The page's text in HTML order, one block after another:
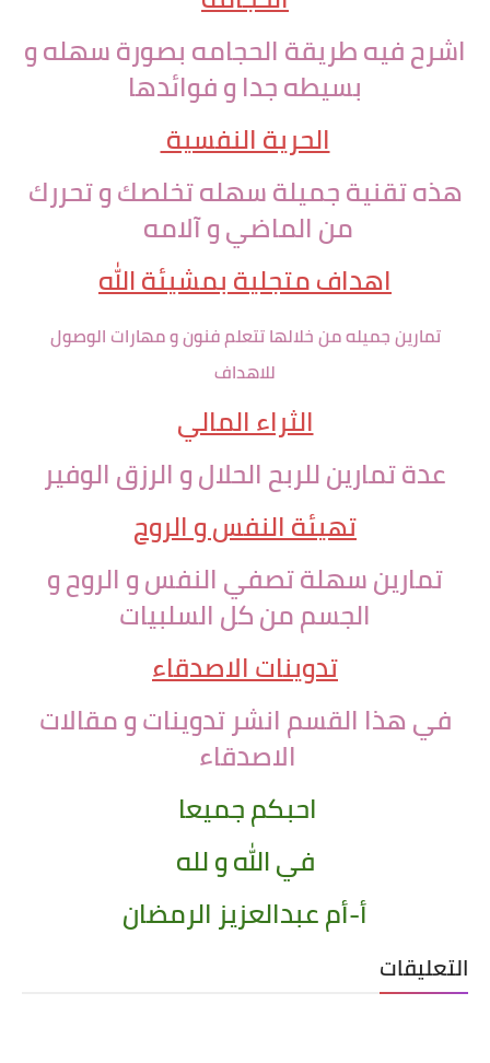
اشرح فيه طريقة الحجامه بصورة سهله و
بسيطه جدا و فوائدها
الحرية النفسية
هذه تقنية جميلة سهله تخلصك و تحررك
من الماضي و آلامه
اهداف متجلية بمشيئة الله
تمارين جميله من خلالها تتعلم فنون و مهارات الوصول
للاهداف
الثراء المالي
عدة تمارين للربح الحلال و الرزق الوفير
تهيئة النفس و الروح
تمارين سهلة تصفي النفس و الروح و
الجسم من كل السلبيات
تدوينات الاصدقاء
في هذا القسم انشر تدوينات و مقالات
الاصدقاء
احبكم جميعا
في الله و لله
أ-أم عبدالعزيز الرمضان
التعليقات